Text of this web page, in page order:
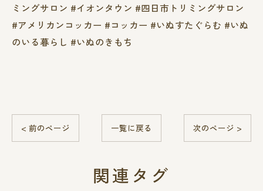
ミングサロン #イオンタウン #四日市トリミングサロン
#アメリカンコッカー #コッカー #いぬすたぐらむ #いぬ
のいる暮らし #いぬのきもち
< 前のページ 一覧に戻る 次のページ >
関連タグ